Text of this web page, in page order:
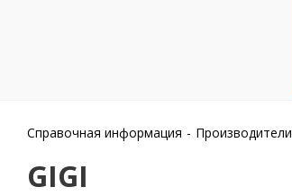
Справочная информация - Производители
GIGI